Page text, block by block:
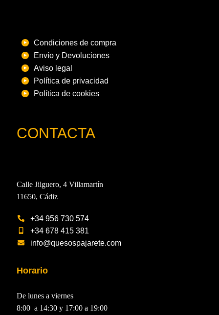
Condiciones de compra
Envío y Devoluciones
Aviso legal
Política de privacidad
Política de cookies
CONTACTA
Calle Jilguero, 4 Villamartín
11650, Cádiz
+34 956 730 574
+34 678 415 381
info@quesospajarete.com
Horario
De lunes a viernes
8:00 a 14:30 y 17:00 a 19:00